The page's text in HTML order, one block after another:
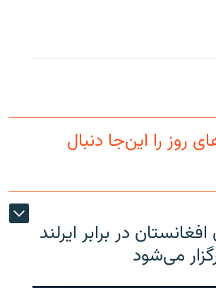
آزادی/ رادیو اروپای آزاد
روز را این‌جا دنبال
در برابر ایرلند
می‌شود